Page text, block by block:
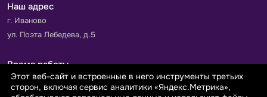
Наш адрес
г. Иваново
ул. Поэта Лебедева, д.5
Время работы
Пн-Пт с 9.00 до 18.00
Сб-Вс: выходной
Этот веб-сайт и встроенные в него инструменты третьих
сторон, включая сервис аналитики «Яндекс.Метрика»,